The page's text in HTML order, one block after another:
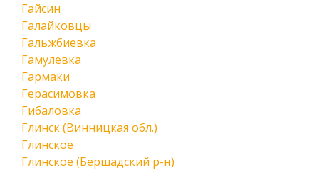
Гайсин
Галайковцы
Гальжбиевка
Гамулевка
Гармаки
Герасимовка
Гибаловка
Глинск (Винницкая обл.)
Глинское
Глинское (Бершадский р-н)